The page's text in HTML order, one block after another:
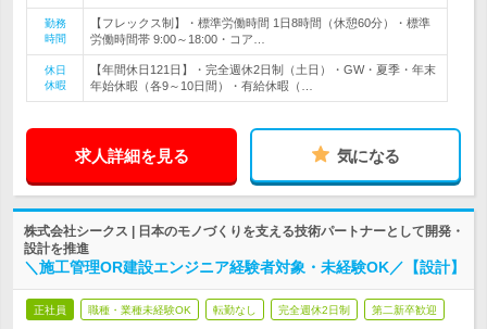
勤務
時間
【フレックス制】・標準労働時間 1日8時間（休憩60分）・標準
労働時間帯 9:00～18:00・コア…
休日
休暇
【年間休日121日】・完全週休2日制（土日）・GW・夏季・年末
年始休暇（各9～10日間）・有給休暇（…
求人詳細を見る 気になる
株式会社シークス | 日本のモノづくりを支える技術パートナーとして開発・
設計を推進
＼施工管理OR建設エンジニア経験者対象・未経験OK／【設計】
正社員 職種・業種未経験OK 転勤なし 完全週休2日制 第二新卒歓迎